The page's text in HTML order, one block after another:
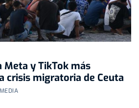
Meta y TikTok más
crisis migratoria de Ceuta